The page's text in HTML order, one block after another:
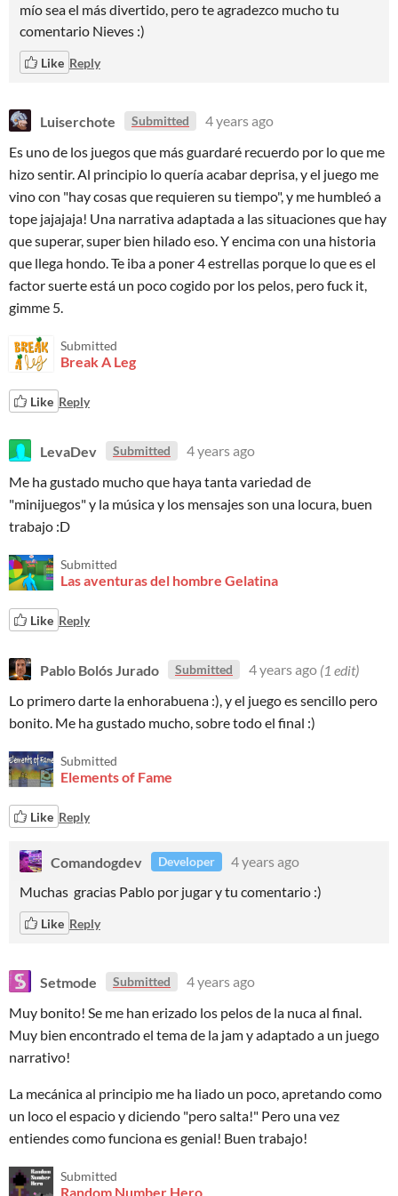
mío sea el más divertido, pero te agradezco mucho tu
comentario Nieves :)
Like Reply
Luiserchote Submitted
4 years ago
Es uno de los juegos que más guardaré recuerdo por lo que me
hizo sentir. Al principio lo quería acabar deprisa, y el juego me
vino con "hay cosas que requieren su tiempo", y me humbleó a
tope jajajaja! Una narrativa adaptada a las situaciones que hay
que superar, super bien hilado eso. Y encima con una historia
que llega hondo. Te iba a poner 4 estrellas porque lo que es el
factor suerte está un poco cogido por los pelos, pero fuck it,
gimme 5.
Submitted
Break A Leg
Like Reply
LevaDev Submitted
4 years ago
Me ha gustado mucho que haya tanta variedad de
"minijuegos" y la música y los mensajes son una locura, buen
trabajo :D
Submitted
Las aventuras del hombre Gelatina
Like Reply
Pablo Bolós Jurado Submitted 4 years ago (1 edit)
Lo primero darte la enhorabuena :), y el juego es sencillo pero
bonito. Me ha gustado mucho, sobre todo el final :)
Submitted
Elements of Fame
Like Reply
Comandogdev Developer
4 years ago
Muchas gracias Pablo por jugar y tu comentario :)
Like Reply
Setmode Submitted
4 years ago
Muy bonito! Se me han erizado los pelos de la nuca al final.
Muy bien encontrado el tema de la jam y adaptado a un juego
narrativo!
La mecánica al principio me ha liado un poco, apretando como
un loco el espacio y diciendo "pero salta!" Pero una vez
entiendes como funciona es genial! Buen trabajo!
Submitted
Random Number Hero